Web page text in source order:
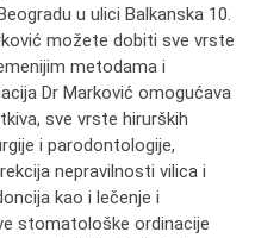
u ulici Balkanska 10.
možete dobiti sve vrste
metodama i
Dr Marković omogućava
sve vrste hirurških
i parodontologije,
nepravilnosti vilica i
kao i lečenje i
stomatološke ordinacije